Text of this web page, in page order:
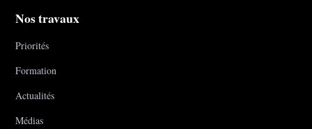
Nos travaux
Priorités
Formation
Actualités
Médias